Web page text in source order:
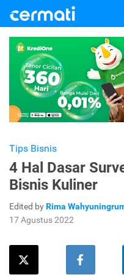
Tips Bisnis
4 Hal Dasar
Bisnis Kuliner
Edited byRima
17 Agustus 2022